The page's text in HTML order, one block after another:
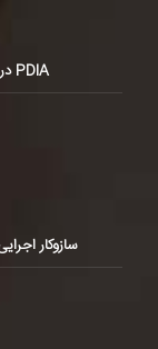
PDIA در عمل: شناسه‌گذاری بودجه و طبقه‌بندی آن
سازوکار